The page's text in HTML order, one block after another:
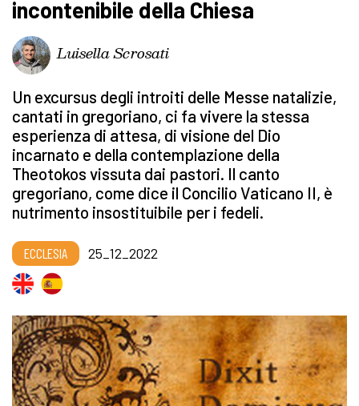
incontenibile della Chiesa
Luisella Scrosati
Un excursus degli introiti delle Messe natalizie,
cantati in gregoriano, ci fa vivere la stessa
esperienza di attesa, di visione del Dio
incarnato e della contemplazione della
Theotokos vissuta dai pastori. Il canto
gregoriano, come dice il Concilio Vaticano II, è
nutrimento insostituibile per i fedeli.
ECCLESIA 25_12_2022